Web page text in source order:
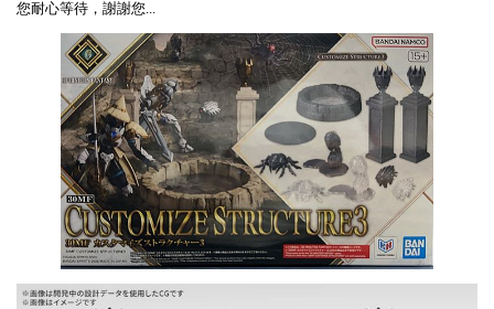
您耐心等待，謝謝您...